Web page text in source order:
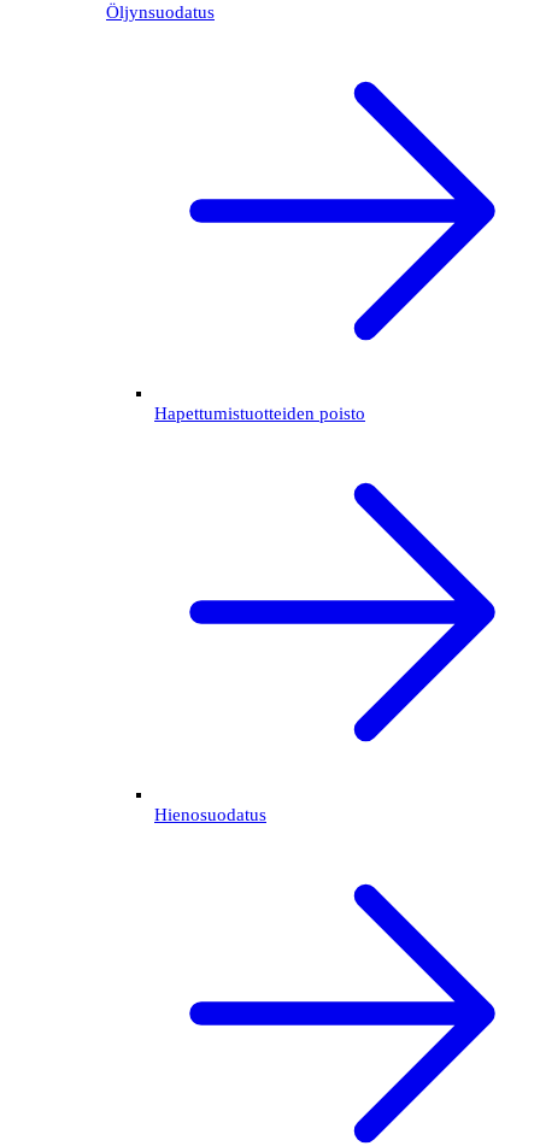
Öljynsuodatus
Hapettumistuotteiden poisto
Hienosuodatus